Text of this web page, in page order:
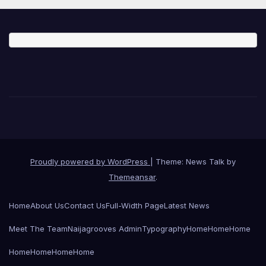
Proudly powered by WordPress
Theme: News Talk by
Themeansar.
HomeAbout UsContact UsFull-Width PageLatest News
Meet The TeamNaijagrooves AdminTypographyHomeHomeHome
HomeHomeHomeHome